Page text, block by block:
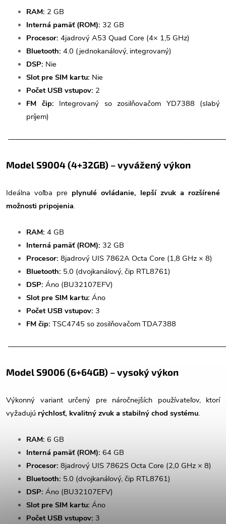
RAM: 2 GB
Interná pamäť (ROM): 32 GB
Procesor: 4jadrový A53 Quad Core (4× 1,5 GHz)
Bluetooth: 4.0 (jednokanálový, integrovaný)
DSP: Nie
Slot pre SIM kartu: Nie
Počet USB vstupov: 2
FM čip: Integrovaný so zosilňovačom YD7388 (slabý
príjem)
Model S9004 (4+32GB) – vyvážený výkon
Ideálna voľba pre plynulé ovládanie, lepší zvuk a rozšírené
možnosti pripojenia.
RAM: 4 GB
Interná pamäť (ROM): 32 GB
Procesor: 8jadrový UIS 7862A Octa Core (1,8 GHz × 8)
Bluetooth: 5.0 (dvojkanálový, čip RTL8761)
DSP: Áno (BU32107EFV)
Slot pre SIM kartu: Áno
Počet USB vstupov: 3
FM čip: TSC4745 so zosilňovačom TDA7388
Model S9006 (6+64GB) – vysoký výkon
Výkonný variant určený pre náročnejších používateľov, ktorí
vyžadujú rýchlosť, kvalitný zvuk a stabilný chod systému.
RAM: 6 GB
Interná pamäť (ROM): 64 GB
Procesor: 8jadrový UIS 7862S Octa Core (2,0 GHz × 8)
Bluetooth: 5.0 (dvojkanálový, čip RTL8761)
DSP: Áno (BU32107EFV)
Slot pre SIM kartu: Áno
Počet USB vstupov: 3